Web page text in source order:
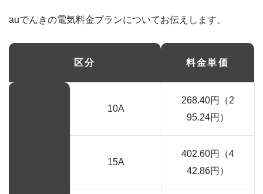
auでんきの電気料金プランについてお伝えします。
区分 料金単価
10A
268.40円（2
95.24円）
15A
402.60円（4
42.86円）